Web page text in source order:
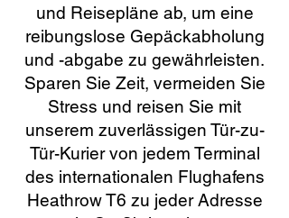
und Reisepläne ab, um eine
reibungslose Gepäckabholung
und -abgabe zu gewährleisten.
Sparen Sie Zeit, vermeiden Sie
Stress und reisen Sie mit
unserem zuverlässigen Tür-zu-
Tür-Kurier von jedem Terminal
des internationalen Flughafens
Heathrow T6 zu jeder Adresse